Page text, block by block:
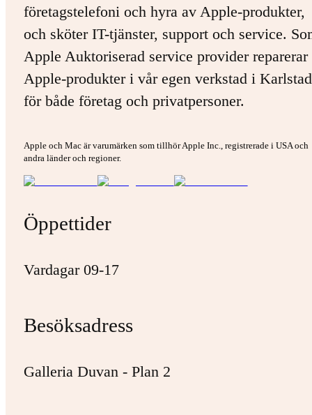
företagstelefoni och hyra av Apple-produkter,
och sköter IT-tjänster, support och service.
Apple Auktoriserad service provider
Apple-produkter i vår egen verkstad i
för både företag och privatpersoner.
Apple och Mac är varumärken som tillhör Apple Inc., registrerade i USA och
andra länder och regioner.
Öppettider
Vardagar 09-17
Besöksadress
Galleria Duvan - Plan 2